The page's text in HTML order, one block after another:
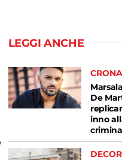
LEGGI ANCHE
De
inno